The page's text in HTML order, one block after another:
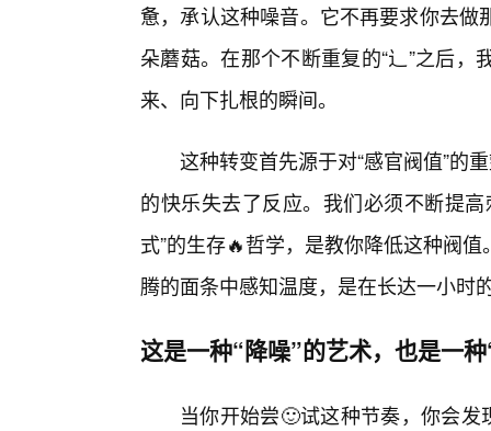
惫，承认这种噪音。它不再要求你去
朵蘑菇。在那个不断重复的“辶”之后
来、向下扎根的瞬间。
这种转变首先源于对“感官阀值”的
的快乐失去了反应。我们必须不断提
式”的生存🔥哲学，是教你降低这种阀
腾的面条中感知温度，是在长达一小时
这是一种“降噪”的艺术，也是一
当你开始尝🙂试这种节奏，你会